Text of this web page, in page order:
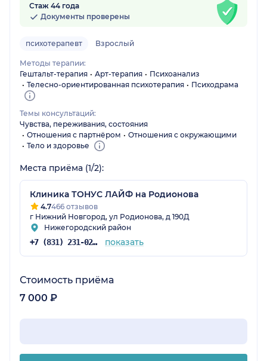
Стаж 44 года
Документы проверены
психотерапевт Взрослый
Методы терапии:
Гештальт-терапия
Арт-терапия
Психоанализ
Телесно-ориентированная психотерапия
Психодрама
Темы консультаций:
Чувства, переживания, состояния
Отношения с партнёром
Отношения с окружающими
Тело и здоровье
Места приёма (1/2):
Клиника ТОНУС ЛАЙФ на Родионова
4.7466 отзывов
г Нижний Новгород, ул Родионова, д 190Д
Нижегородский район
+7 (831) 231-02-35 показать
Стоимость приёма
7 000 ₽